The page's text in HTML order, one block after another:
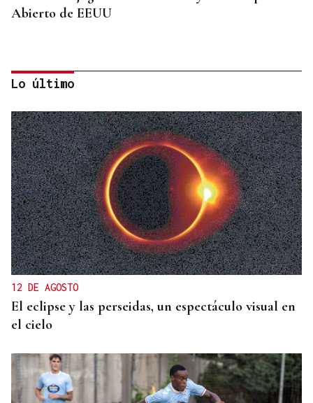
Abierto de EEUU
SUSTITUTO DEL OURENSANO
Vázquez Alvite, nuevo presidente del Comité
Técnico en Galicia
Lo último
12 DE AGOSTO
El eclipse y las perseidas, un espectáculo visual en
el cielo